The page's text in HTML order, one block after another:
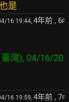
是
16 19:44, 4年前 , 6F
灣), 04/16/20
16 19:59, 4年前 , 7F